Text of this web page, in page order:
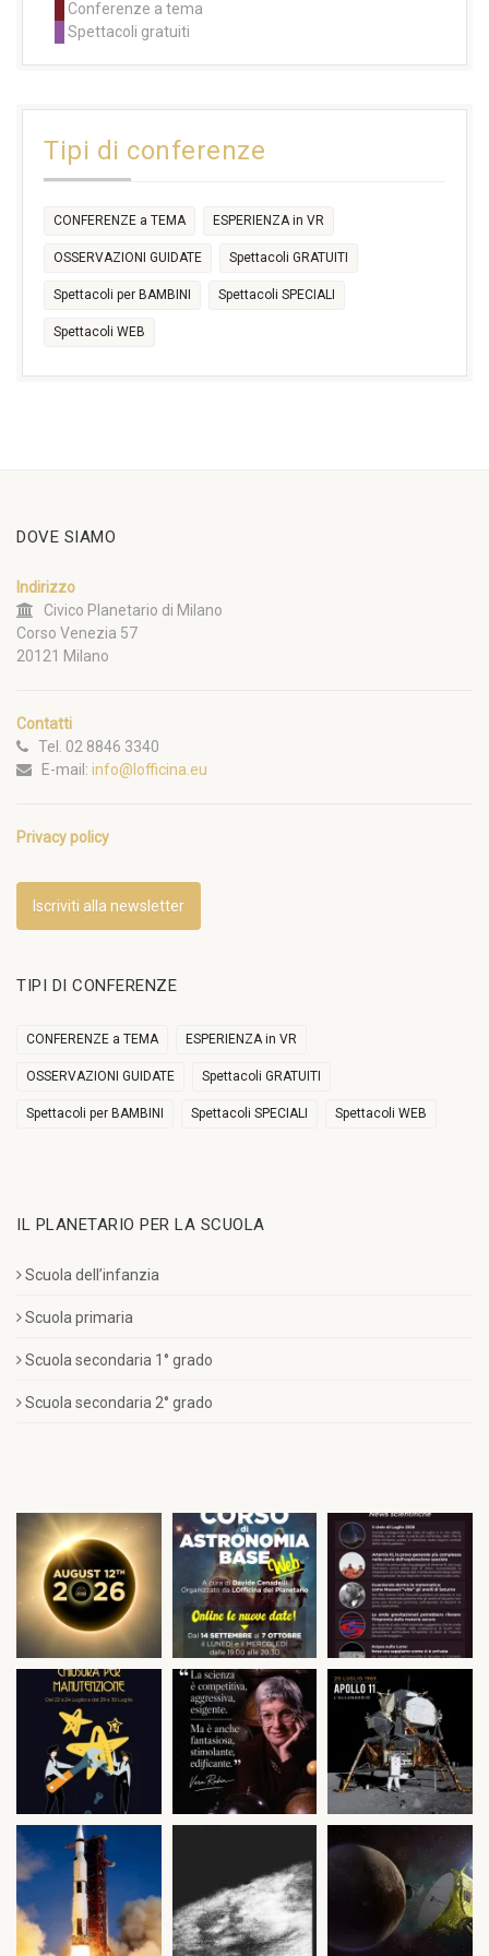
11:00 11:00 11:00
14:30
14:30 14:30
17:30
Conferenze a tema
Spettacoli gratuiti
Tipi di conferenze
CONFERENZE a TEMA ESPERIENZA in VR
OSSERVAZIONI GUIDATE Spettacoli GRATUITI
Spettacoli per BAMBINI Spettacoli SPECIALI
Spettacoli WEB
DOVE SIAMO
Indirizzo
Civico Planetario di Milano
Corso Venezia 57
20121 Milano
Contatti
Tel. 02 8846 3340
E-mail: info@lofficina.eu
Privacy policy
Iscriviti alla newsletter
TIPI DI CONFERENZE
CONFERENZE a TEMA ESPERIENZA in VR
OSSERVAZIONI GUIDATE Spettacoli GRATUITI
Spettacoli per BAMBINI Spettacoli SPECIALI Spettacoli WEB
IL PLANETARIO PER LA SCUOLA
Scuola dell’infanzia
Scuola primaria
Scuola secondaria 1° grado
Scuola secondaria 2° grado